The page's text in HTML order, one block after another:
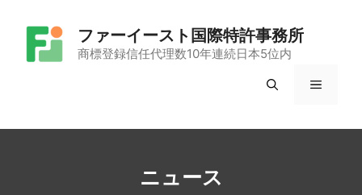
ファーイースト国際特許事務所
商標登録信任代理数10年連続日本5位内
メ
ニュース